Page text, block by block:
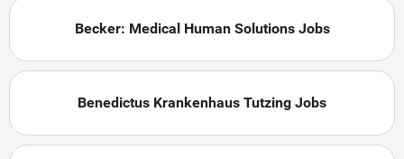
Becker: Medical Human Solutions Jobs
Benedictus Krankenhaus Tutzing Jobs